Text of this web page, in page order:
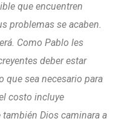
que encuentren
problemas se acaben.
Como Pablo les
deber estar
que sea necesario para
costo incluye
Dios caminara a